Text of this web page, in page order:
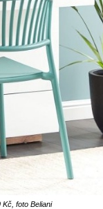
foto Beliani